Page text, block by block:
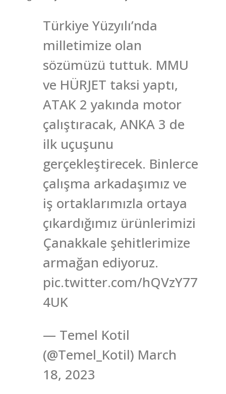
Türkiye Yüzyılı’nda
milletimize olan
sözümüzü tuttuk. MMU
ve HÜRJET taksi yaptı,
ATAK 2 yakında motor
çalıştıracak, ANKA 3 de
ilk uçuşunu
gerçekleştirecek. Binlerce
çalışma arkadaşımız ve
iş ortaklarımızla ortaya
çıkardığımız ürünlerimizi
Çanakkale şehitlerimize
armağan ediyoruz.
pic.twitter.com/hQVzY77
4UK
— Temel Kotil
(@Temel_Kotil) March
18, 2023